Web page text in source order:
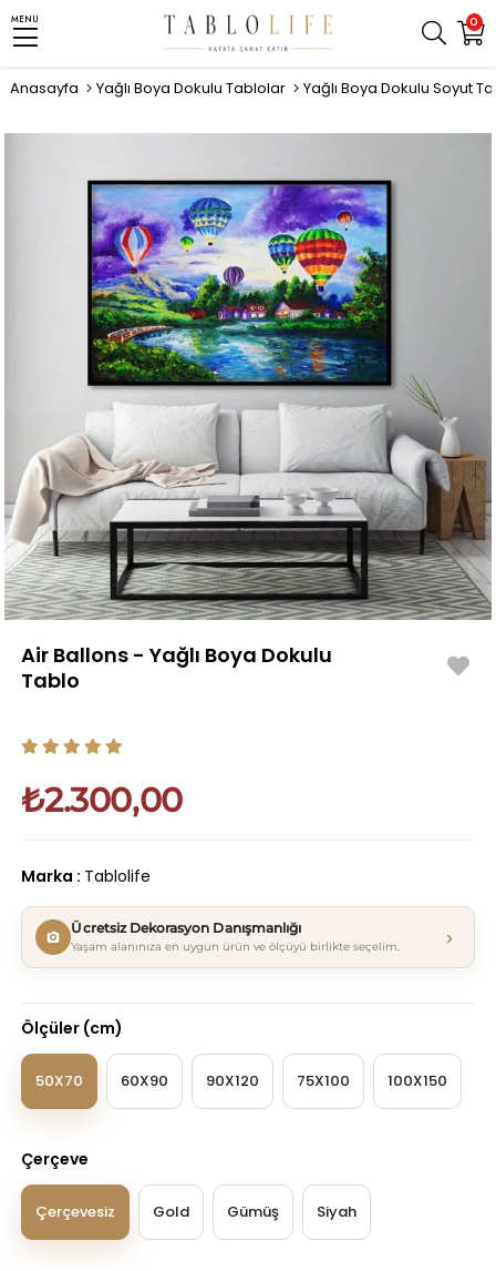
0
MENU
Anasayfa Yağlı Boya Dokulu Tablolar Yağlı Boya Dokulu Soyut
Air Ballons - Yağlı Boya Dokulu
Tablo
₺2.300,00
Marka : Tablolife
Ücretsiz Dekorasyon Danışmanlığı
Yaşam alanınıza en uygun ürün ve ölçüyü birlikte seçelim. ›
Ölçüler (cm)
50X70 60X90 90X120 75X100 100X150
Çerçeve
Çerçevesiz Gold Gümüş Siyah